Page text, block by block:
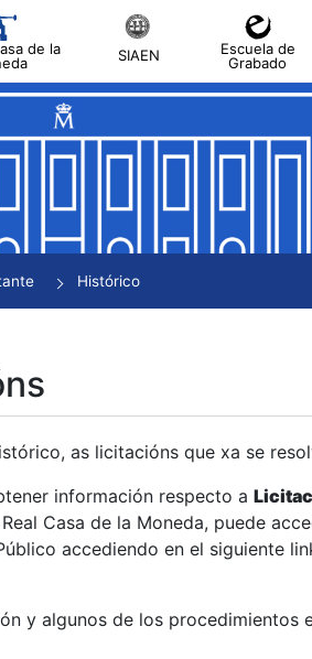
de la
SIAEN
Escuela de
Grabado
Histórico
as licitacións que xa se
información respecto a
Casa de la Moneda, puede
accediendo en el siguiente
y algunos de los procedimientos